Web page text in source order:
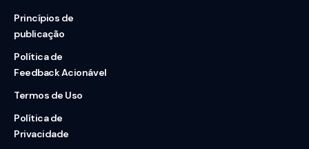
Princípios de
publicação
Política de
Feedback Acionável
Termos de Uso
Política de
Privacidade